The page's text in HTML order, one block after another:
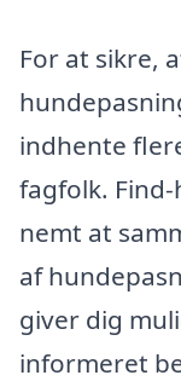
For at sikre,
indhente
fagfolk.
nemt at
af
giver dig
informeret